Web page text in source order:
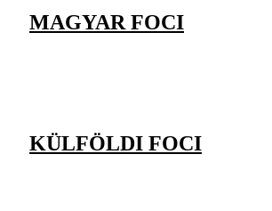
MAGYAR FOCI
KÜLFÖLDI FOCI